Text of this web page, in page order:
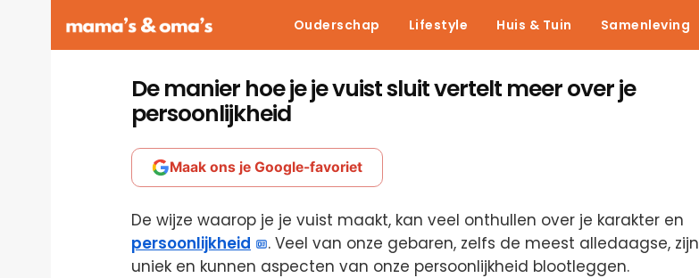
Ouderschap Lifestyle Huis & Tuin Samenleving
De manier hoe je je vuist sluit vertelt meer over je
persoonlijkheid
Maak ons je Google-favoriet
De wijze waarop je je vuist maakt, kan veel onthullen over je karakter en
persoonlijkheid
. Veel van onze gebaren, zelfs de meest alledaagse, zijn
uniek en kunnen aspecten van onze persoonlijkheid blootleggen.